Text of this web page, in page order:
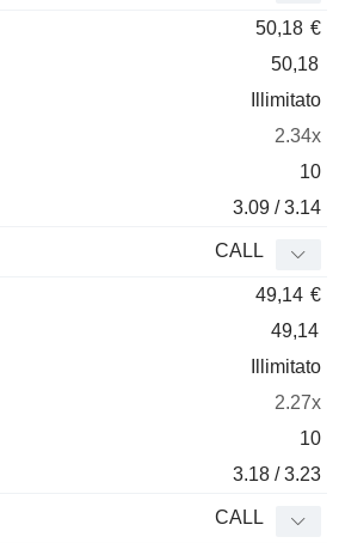
50,18 €
50,18
Illimitato
2.34x
10
3.09 / 3.14
CALL
49,14 €
49,14
Illimitato
2.27x
10
3.18 / 3.23
CALL